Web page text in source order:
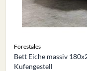
Forestales
Bett Eiche massiv
Kufengestell